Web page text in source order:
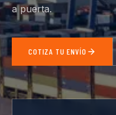
a puerta.
COTIZA TU ENVÍO